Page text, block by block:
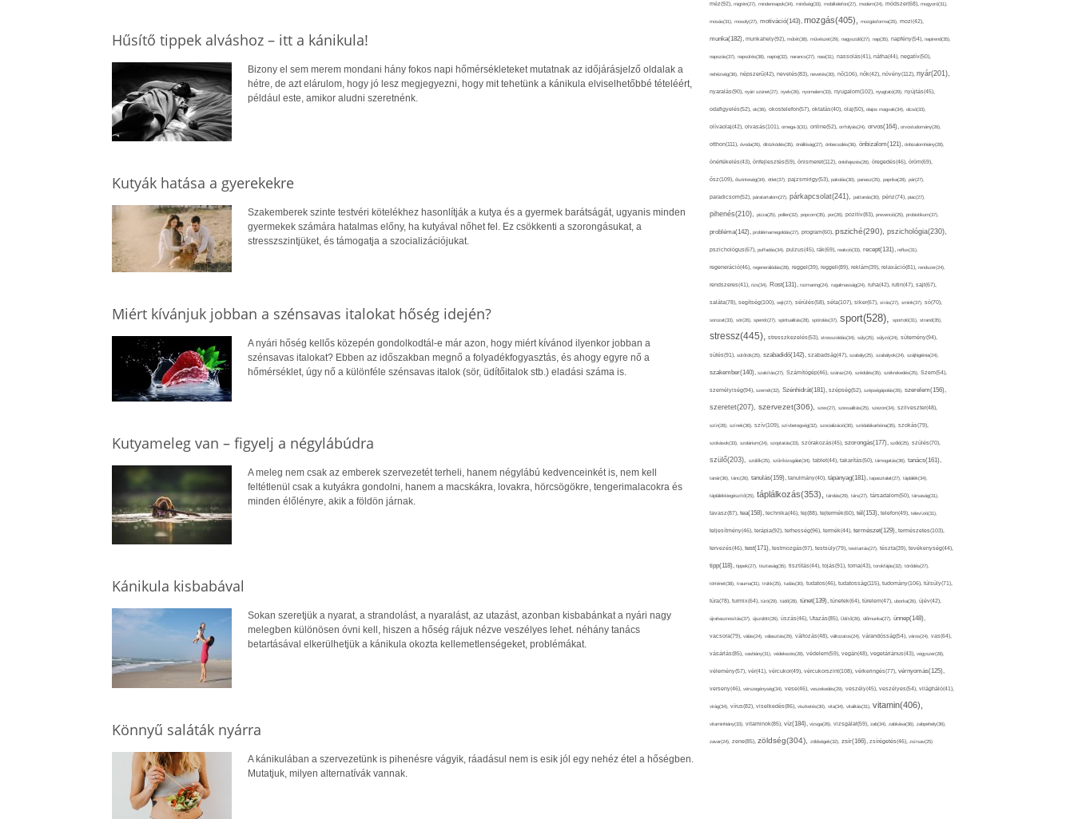
Hűsítő tippek alváshoz – itt a kánikula!
Bizony el sem merem mondani hány fokos napi hőmérsékleteket mutatnak az időjárásjelző oldalak a
hétre, de azt elárulom, hogy jó lesz megjegyezni, hogy mit tehetünk a kánikula elviselhetőbbé tételéért,
például este, amikor aludni szeretnénk.
Kutyák hatása a gyerekekre
Szakemberek szinte testvéri kötelékhez hasonlítják a kutya és a gyermek barátságát, ugyanis minden
gyermekek számára hatalmas előny, ha kutyával nőhet fel. Ez csökkenti a szorongásukat, a
stresszszintjüket, és támogatja a szocializációjukat.
Miért kívánjuk jobban a szénsavas italokat hőség idején?
A nyári hőség kellős közepén gondolkodtál-e már azon, hogy miért kívánod ilyenkor jobban a
szénsavas italokat? Ebben az időszakban megnő a folyadékfogyasztás, és ahogy egyre nő a
hőmérséklet, úgy nő a különféle szénsavas italok (sör, üdítőitalok stb.) eladási száma is.
Kutyameleg van – figyelj a négylábúdra
A meleg nem csak az emberek szervezetét terheli, hanem négylábú kedvenceinkét is, nem kell
feltétlenül csak a kutyákra gondolni, hanem a macskákra, lovakra, hörcsögökre, tengerimalacokra és
minden élőlényre, akik a földön járnak.
Kánikula kisbabával
Sokan szeretjük a nyarat, a strandolást, a nyaralást, az utazást, azonban kisbabánkat a nyári nagy
melegben különösen óvni kell, hiszen a hőség rájuk nézve veszélyes lehet. néhány tanács
betartásával elkerülhetjük a kánikula okozta kellemetlenségeket, problémákat.
Könnyű saláták nyárra
A kánikulában a szervezetünk is pihenésre vágyik, ráadásul nem is esik jól egy nehéz étel a hőségben.
Mutatjuk, milyen alternatívák vannak.
méz(92), migrén(27), mindennapok(34), minőség(33), mobiltelefon(27), modern(24), módszer(68), mogyoró(31),
mosás(31), mosoly(27), motiváció(143), mozgás(405), mozgásforma(25), mozi(42),
munka(182), munkahely(92), műtét(38), művészet(29), nagyszülő(27), nap(35), napfény(54), napirend(35),
napozás(37), napsütés(38), naptej(32), narancs(27), nasi(31), nassolás(41), nátha(44), negatív(50),
nehézség(36), népszerű(42), nevelés(83), nevetés(30), nő(106), nők(42), növény(112), nyár(201),
nyaralás(90), nyári szünet(27), nyelv(26), nyomelem(33), nyugalom(102), nyugtató(29), nyújtás(45),
odafigyelés(52), ok(36), okostelefon(57), oktatás(40), olaj(50), olajos magvak(34), olcsó(33),
olívaolaj(42), olvasás(101), omega-3(31), online(52), orrfolyás(24), orvos(164), orvostudomány(26),
otthon(111), óvoda(26), öltözködés(35), önállóság(27), önbecsülés(36), önbizalom(121), önbizalomhiány(28),
önértékelés(43), önfejlesztés(59), önismeret(112), önkifejezés(26), öregedés(46), öröm(69),
ősz(109), őszinteség(34), ötlet(37), pajzsmirigy(53), pakolás(30), panasz(25), paprika(28), pár(27),
paradicsom(52), páratartalom(27), párkapcsolat(241), pattanás(30), pénz(74), piac(27),
pihenés(210), pizza(25), pollen(32), popcorn(35), por(26), pozitív(83), prevenció(25), probiotikum(37),
probléma(142), problémamegoldás(27), program(60), psziché(290), pszichológia(230),
pszichológus(67), puffadás(34), pulzus(45), rák(69), reakció(33), recept(131), reflux(31),
regeneráció(46), regenerálódás(28), reggel(39), reggeli(89), reklám(39), relaxáció(81), rendszer(24),
rendszeres(41), rizs(34), Rost(131), rozmaring(24), rugalmasság(24), ruha(42), rutin(47), sajt(67),
saláta(78), segítség(100), sejt(27), sérülés(58), séta(107), siker(67), sírás(27), smink(37), só(70),
sorozat(33), sör(26), spenót(27), spiritualitás(28), spórolás(37), sport(528), sportoló(31), strand(35),
stressz(445), stresszkezelés(53), stresszoldás(34), súly(25), súlyzó(24), sütemény(94),
sütés(91), sütőtök(25), szabadidő(142), szabadság(47), szabály(25), szabályok(24), szájhigiénia(24),
szakember(140), szakítás(27), Számítógép(46), száraz(24), szédülés(35), székrekedés(25), Szem(54),
személyiség(94), szemét(32), Szénhidrát(181), szépség(52), szépségápolás(26), szerelem(156),
szeretet(207), szervezet(306), szex(27), szexualitás(25), szezon(34), szilveszter(48),
szín(28), színek(36), szív(109), szívbetegség(32), szocializáció(30), szódabikarbóna(35), szokás(79),
szokások(33), szolárium(24), szoptatás(33), szórakozás(45), szorongás(177), szőlő(25), szülés(70),
szülő(203), szülők(25), szűrővizsgálat(34), tablet(44), takarítás(50), támogatás(36), tanács(161),
tanár(36), tánc(26), tanulás(159), tanulmány(40), tápanyag(181), tapasztalat(27), táplálék(34),
táplálékkiegészítő(25), táplálkozás(353), tárolás(29), társ(27), társadalom(50), társaság(31),
tavasz(87), tea(158), technika(46), tej(88), tejtermék(60), tél(153), telefon(49), televízió(31),
teljesítmény(46), terápia(92), terhesség(96), termék(44), természet(129), természetes(103),
tervezés(46), test(171), testmozgás(97), testsúly(79), testtartás(27), tészta(39), tevékenység(44),
tipp(118), tippek(27), tisztaság(35), tisztítás(44), tojás(91), torna(43), torokfájás(32), törődés(27),
történet(38), trauma(31), trükk(25), tudás(30), tudatos(46), tudatosság(115), tudomány(106), túlsúly(71),
túra(78), turmix(64), túró(29), tüdő(28), tünet(139), tünetek(64), türelem(47), uborka(26), újév(42),
újrahasznosítás(37), újszülött(26), úszás(46), Utazás(85), Üdítő(26), ülőmunka(27), ünnep(148),
vacsora(79), válás(24), választás(29), változás(48), változatos(24), várandósság(54), város(24), vas(64),
vásárlás(85), vashiány(31), védekezés(28), védelem(59), vegán(48), vegetáriánus(43), vegyszer(28),
vélemény(57), vér(41), vércukor(49), vércukorszint(108), vérkeringés(77), vérnyomás(125),
verseny(46), vérszegénység(34), vese(46), veszekedés(29), veszély(45), veszélyes(54), világháló(41),
virág(34), vírus(82), viselkedés(86), viszketés(30), vita(34), vitalitás(31), vitamin(406),
vitaminhiány(33), vitaminok(85), víz(184), vizsga(26), vizsgálat(59), zab(34), zabkása(36), zabpehely(36),
zavar(24), zene(85), zöldség(304), zöldségek(32), zsír(166), zsírégetés(46), zsírsav(25)